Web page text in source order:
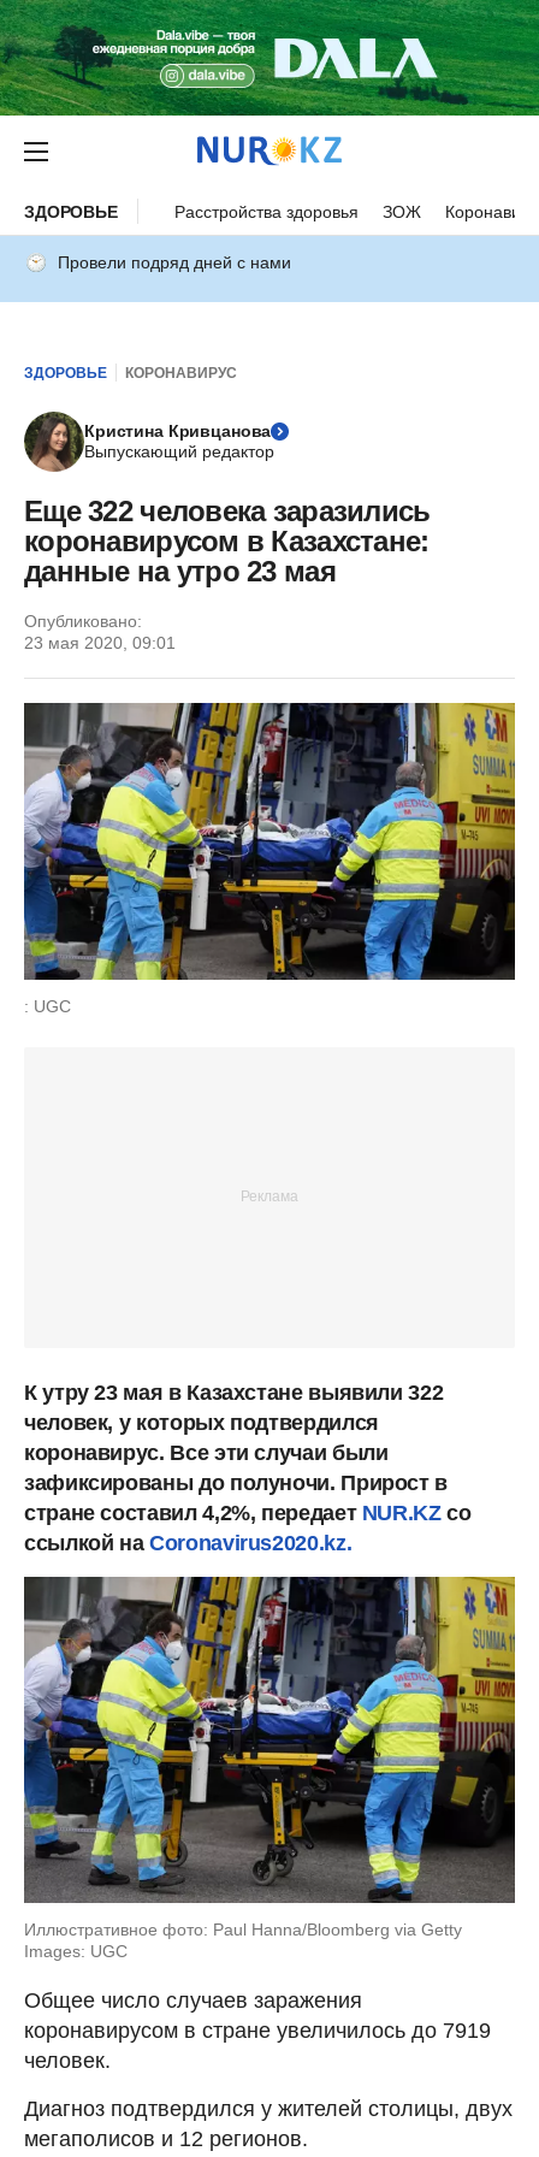
ЗДОРОВЬЕ Расстройства здоровья ЗОЖ
Провели подряд дней с нами
ЗДОРОВЬЕ КОРОНАВИРУС
Кристина Кривцанова
Выпускающий редактор
Еще 322 человека заразились
коронавирусом в Казахстане:
данные на утро 23 мая
Опубликовано:
23 мая 2020, 09:01
: UGC
К утру 23 мая в Казахстане выявили 322
человек, у которых подтвердился
коронавирус. Все эти случаи были
зафиксированы до полуночи. Прирост в
стране составил 4,2%, передает NUR.KZсо
ссылкой наCoronavirus2020.kz.
Иллюстративное фото: Paul Hanna/Bloomberg via Getty
Images: UGC
Общее число случаев заражения
коронавирусом в стране увеличилось до 7919
человек.
Диагноз подтвердился у жителей столицы, двух
мегаполисов и 12 регионов.